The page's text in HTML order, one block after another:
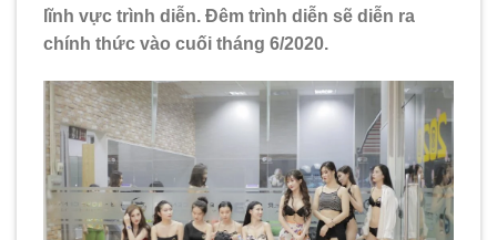
lĩnh vực trình diễn. Đêm trình diễn sẽ diễn ra
chính thức vào cuối tháng 6/2020.